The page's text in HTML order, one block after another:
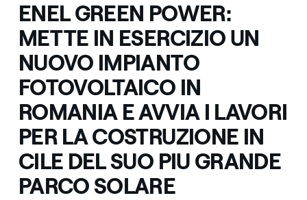
ENEL GREEN POWER:
METTE IN ESERCIZIO UN
NUOVO IMPIANTO
FOTOVOLTAICO IN
ROMANIA E AVVIA I LAVORI
PER LA COSTRUZIONE IN
CILE DEL SUO PIU GRANDE
PARCO SOLARE